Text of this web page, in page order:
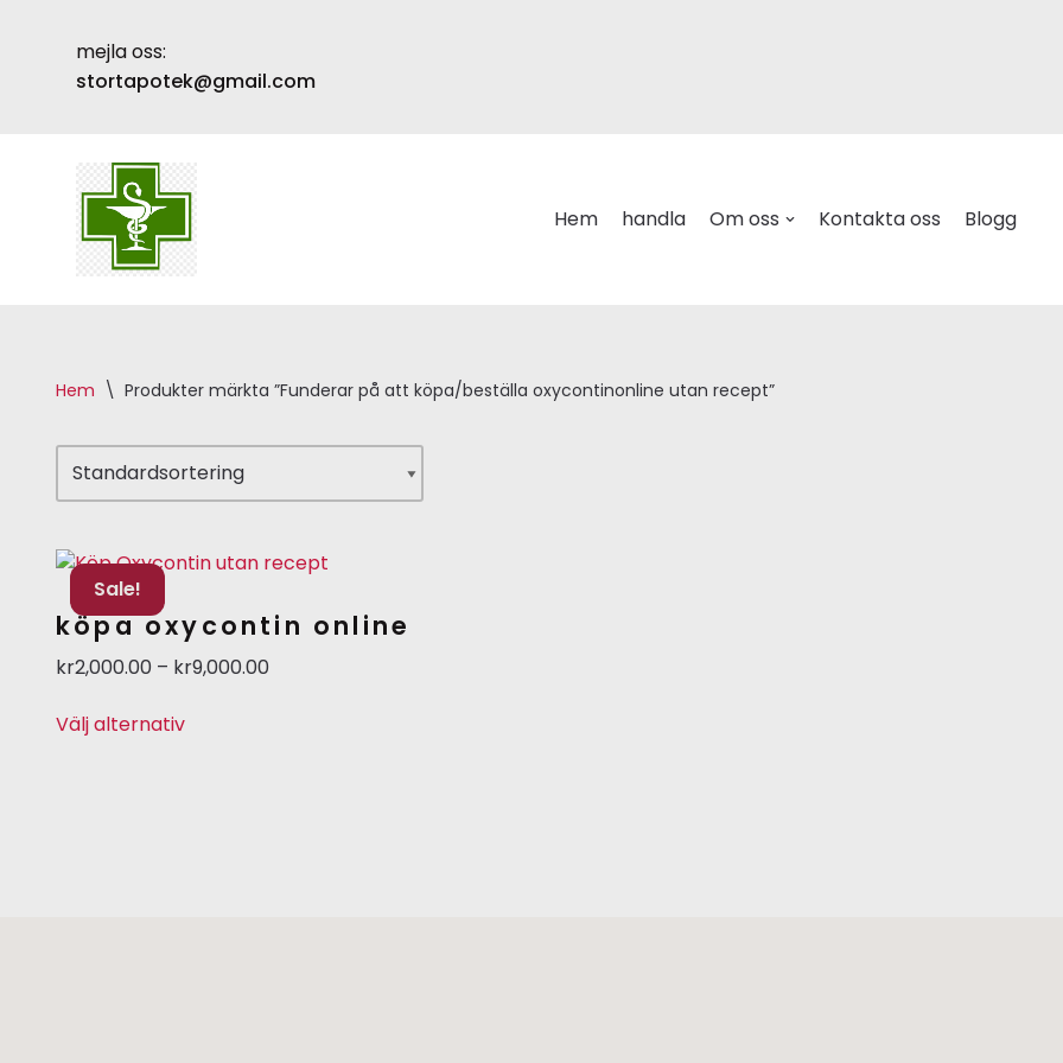
mejla oss:
stortapotek@gmail.com
Hem handla Om oss Kontakta oss Blogg
Hem \ Produkter märkta ”Funderar på att köpa/beställa oxycontinonline utan recept”
Sale!
köpa oxycontin online
kr2,000.00 – kr9,000.00
Välj alternativ